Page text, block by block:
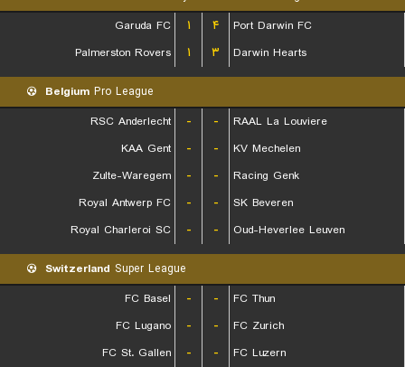
Garuda FC
۱ ۴
Port Darwin FC
Palmerston Rovers
۱ ۳ Darwin Hearts
Belgium Pro League
RSC Anderlecht
- -
RAAL La Louviere
KAA Gent
- -
KV Mechelen
Zulte-Waregem
- -
Racing Genk
Royal Antwerp FC
- -
SK Beveren
Royal Charleroi SC
- - Oud-Heverlee Leuven
Switzerland Super League
FC Basel
- -
FC Thun
FC Lugano
- -
FC Zurich
FC St. Gallen
- -
FC Luzern